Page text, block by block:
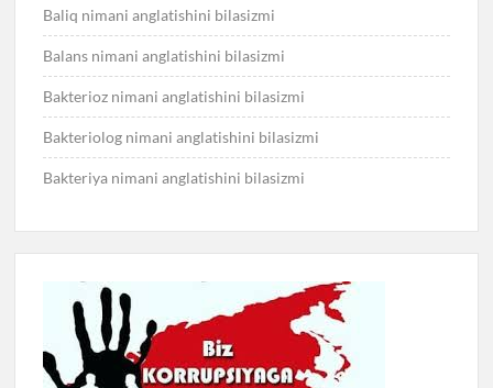
Baliq nimani anglatishini bilasizmi
Balans nimani anglatishini bilasizmi
Bakterioz nimani anglatishini bilasizmi
Bakteriolog nimani anglatishini bilasizmi
Bakteriya nimani anglatishini bilasizmi